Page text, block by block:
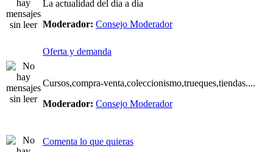
La actualidad del dia a dia
Moderador: Consejo Moderador
Oferta y demanda
Cursos,compra-venta,coleccionismo,trueques,tiendas....
Moderador: Consejo Moderador
Comenta lo que quieras